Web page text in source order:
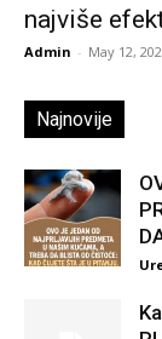
najviše
Admin - May 12,
Najnovije